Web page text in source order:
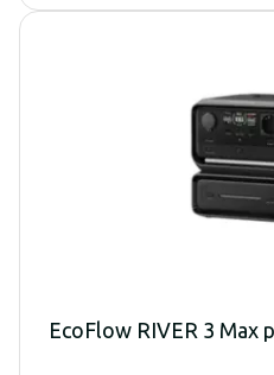
EcoFlow RIVER 3 Max